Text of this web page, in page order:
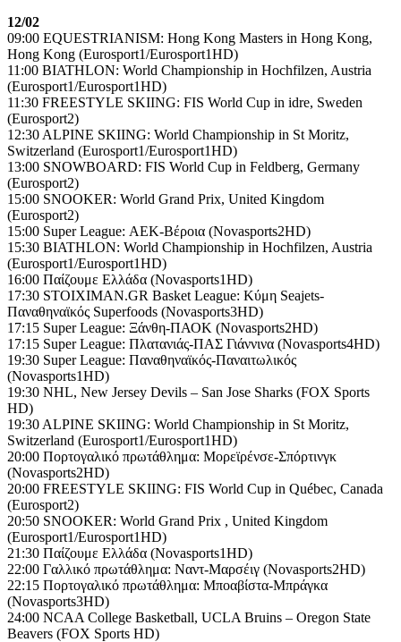
12/02
09:00 EQUESTRIANISM: Hong Kong Masters in Hong Kong,
Hong Kong (Eurosport1/Eurosport1HD)
11:00 BIATHLON: World Championship in Hochfilzen, Austria
(Eurosport1/Eurosport1HD)
11:30 FREESTYLE SKIING: FIS World Cup in idre, Sweden
(Eurosport2)
12:30 ALPINE SKIING: World Championship in St Moritz,
Switzerland (Eurosport1/Eurosport1HD)
13:00 SNOWBOARD: FIS World Cup in Feldberg, Germany
(Eurosport2)
15:00 SNOOKER: World Grand Prix, United Kingdom
(Eurosport2)
15:00 Super League: ΑΕΚ-Βέροια (Novasports2HD)
15:30 BIATHLON: World Championship in Hochfilzen, Austria
(Eurosport1/Eurosport1HD)
16:00 Παίζουμε Ελλάδα (Novasports1HD)
17:30 STOIXIMAN.GR Basket League: Κύμη Seajets-
Παναθηναϊκός Superfoods (Novasports3HD)
17:15 Super League: Ξάνθη-ΠΑΟΚ (Novasports2HD)
17:15 Super League: Πλατανιάς-ΠΑΣ Γιάννινα (Novasports4HD)
19:30 Super League: Παναθηναϊκός-Παναιτωλικός
(Novasports1HD)
19:30 NHL, New Jersey Devils – San Jose Sharks (FOX Sports
HD)
19:30 ALPINE SKIING: World Championship in St Moritz,
Switzerland (Eurosport1/Eurosport1HD)
20:00 Πορτογαλικό πρωτάθλημα: Μορεϊρένσε-Σπόρτινγκ
(Novasports2HD)
20:00 FREESTYLE SKIING: FIS World Cup in Québec, Canada
(Eurosport2)
20:50 SNOOKER: World Grand Prix , United Kingdom
(Eurosport1/Eurosport1HD)
21:30 Παίζουμε Ελλάδα (Novasports1HD)
22:00 Γαλλικό πρωτάθλημα: Ναντ-Μαρσέιγ (Novasports2HD)
22:15 Πορτογαλικό πρωτάθλημα: Mποαβίστα-Μπράγκα
(Novasports3HD)
24:00 NCAA College Basketball, UCLA Bruins – Oregon State
Beavers (FOX Sports HD)